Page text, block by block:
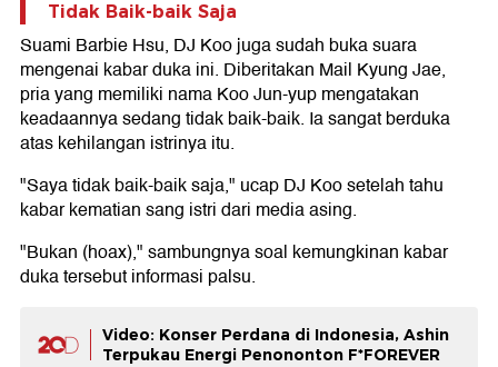
Tidak Baik-baik Saja
Suami Barbie Hsu, DJ Koo juga sudah buka suara
mengenai kabar duka ini. Diberitakan Mail Kyung Jae,
pria yang memiliki nama Koo Jun-yup mengatakan
keadaannya sedang tidak baik-baik. Ia sangat berduka
atas kehilangan istrinya itu.
"Saya tidak baik-baik saja," ucap DJ Koo setelah tahu
kabar kematian sang istri dari media asing.
"Bukan (hoax)," sambungnya soal kemungkinan kabar
duka tersebut informasi palsu.
Video: Konser Perdana di Indonesia, Ashin
Terpukau Energi Penononton F*FOREVER